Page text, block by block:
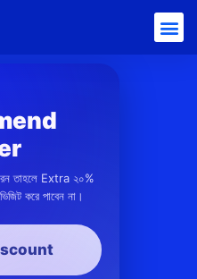
তাহলে Extra ২০%
করে পাবেন না।